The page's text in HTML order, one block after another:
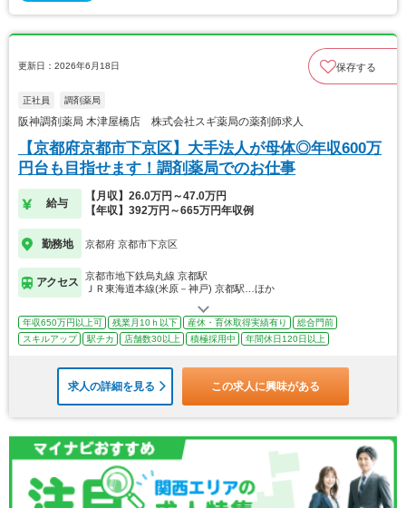
更新日：2026年6月18日 保存する
正社員 調剤薬局
阪神調剤薬局 木津屋橋店 株式会社スギ薬局の薬剤師求人
【京都府京都市下京区】大手法人が母体◎年収600万
円台も目指せます！調剤薬局でのお仕事
給与
【月収】26.0万円～47.0万円
【年収】392万円～665万円年収例
勤務地 京都府 京都市下京区
アクセス
京都市地下鉄烏丸線 京都駅
ＪＲ東海道本線(米原－神戸) 京都駅…ほか
年収650万円以上可 残業月10ｈ以下 産休・育休取得実績有り
総合門前
スキルアップ
駅チカ 店舗数30以上 積極採用中 年間休日120日以上
求人の詳細を見る この求人に興味がある